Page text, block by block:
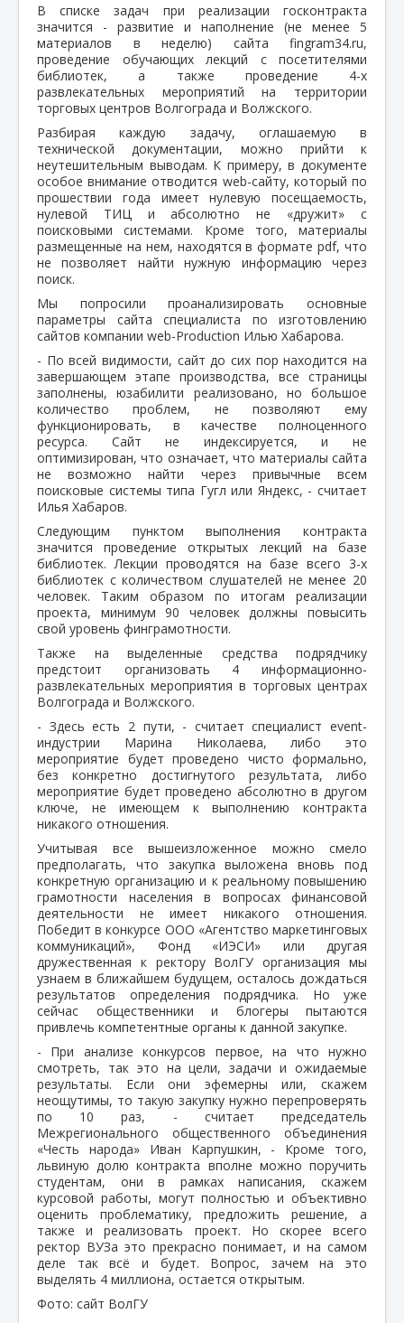
В списке задач при реализации госконтракта
значится - развитие и наполнение (не менее 5
материалов в неделю) сайта fingram34.ru,
проведение обучающих лекций с посетителями
библиотек, а также проведение 4-х
развлекательных мероприятий на территории
торговых центров Волгограда и Волжского.
Разбирая каждую задачу, оглашаемую в
технической документации, можно прийти к
неутешительным выводам. К примеру, в документе
особое внимание отводится web-сайту, который по
прошествии года имеет нулевую посещаемость,
нулевой ТИЦ и абсолютно не «дружит» с
поисковыми системами. Кроме того, материалы
размещенные на нем, находятся в формате pdf, что
не позволяет найти нужную информацию через
поиск.
Мы попросили проанализировать основные
параметры сайта специалиста по изготовлению
сайтов компании web-Production Илью Хабарова.
- По всей видимости, сайт до сих пор находится на
завершающем этапе производства, все страницы
заполнены, юзабилити реализовано, но большое
количество проблем, не позволяют ему
функционировать, в качестве полноценного
ресурса. Сайт не индексируется, и не
оптимизирован, что означает, что материалы сайта
не возможно найти через привычные всем
поисковые системы типа Гугл или Яндекс, - считает
Илья Хабаров.
Следующим пунктом выполнения контракта
значится проведение открытых лекций на базе
библиотек. Лекции проводятся на базе всего 3-х
библиотек с количеством слушателей не менее 20
человек. Таким образом по итогам реализации
проекта, минимум 90 человек должны повысить
свой уровень финграмотности.
Также на выделенные средства подрядчику
предстоит организовать 4 информационно-
развлекательных мероприятия в торговых центрах
Волгограда и Волжского.
- Здесь есть 2 пути, - считает специалист event-
индустрии Марина Николаева, либо это
мероприятие будет проведено чисто формально,
без конкретно достигнутого результата, либо
мероприятие будет проведено абсолютно в другом
ключе, не имеющем к выполнению контракта
никакого отношения.
Учитывая все вышеизложенное можно смело
предполагать, что закупка выложена вновь под
конкретную организацию и к реальному повышению
грамотности населения в вопросах финансовой
деятельности не имеет никакого отношения.
Победит в конкурсе ООО «Агентство маркетинговых
коммуникаций», Фонд «ИЭСИ» или другая
дружественная к ректору ВолГУ организация мы
узнаем в ближайшем будущем, осталось дождаться
результатов определения подрядчика. Но уже
сейчас общественники и блогеры пытаются
привлечь компетентные органы к данной закупке.
- При анализе конкурсов первое, на что нужно
смотреть, так это на цели, задачи и ожидаемые
результаты. Если они эфемерны или, скажем
неощутимы, то такую закупку нужно перепроверять
по 10 раз, - считает председатель
Межрегионального общественного объединения
«Честь народа» Иван Карпушкин, - Кроме того,
львиную долю контракта вполне можно поручить
студентам, они в рамках написания, скажем
курсовой работы, могут полностью и объективно
оценить проблематику, предложить решение, а
также и реализовать проект. Но скорее всего
ректор ВУЗа это прекрасно понимает, и на самом
деле так всё и будет. Вопрос, зачем на это
выделять 4 миллиона, остается открытым.
Фото: сайт ВолГУ